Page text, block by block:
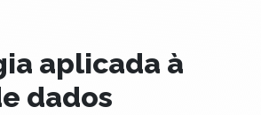
aplicada à
dados